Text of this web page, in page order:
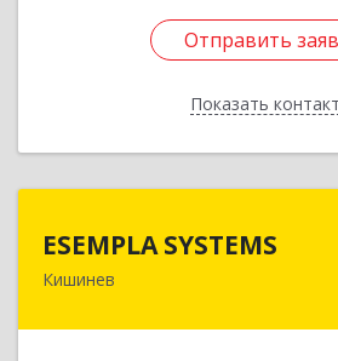
Отправить
Показать
Отправить
Назад
ESEMPLA SYSTEMS
Кишинев
Молдова, г.Кишинев, ул.